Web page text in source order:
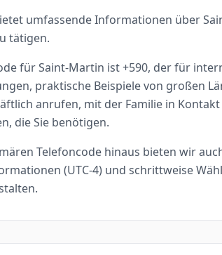
umfassende Informationen über
tätigen.
für Saint-Martin ist +590, der für
praktische Beispiele von großen
anrufen, mit der Familie in
die Sie benötigen.
Telefoncode hinaus bieten wir
(UTC-4) und schrittweise